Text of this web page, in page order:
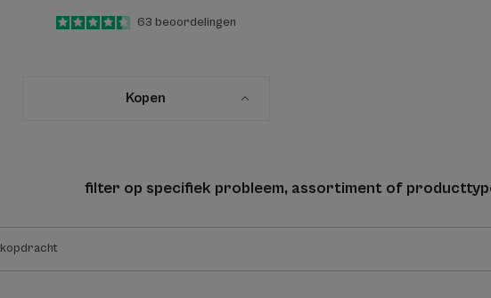
4.4
/5
63 beoordelingen
Kopen
filter op specifiek probleem, assortiment of